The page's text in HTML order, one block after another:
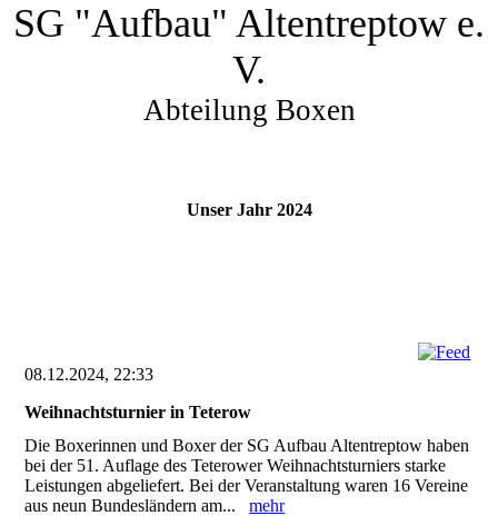
SG "Aufbau" Altentreptow e.
V.
Abteilung Boxen
Unser Jahr 2024
08.12.2024, 22:33
Weihnachtsturnier in Teterow
Die Boxerinnen und Boxer der SG Aufbau Altentreptow haben
bei der 51. Auflage des Teterower Weihnachtsturniers starke
Leistungen abgeliefert. Bei der Veranstaltung waren 16 Vereine
aus neun Bundesländern am...mehr